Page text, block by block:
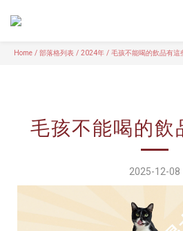
Home / 部落格列表 / 2024年 / 毛孩不能喝的飲品有這
毛孩不能喝的飲
2025-12-08